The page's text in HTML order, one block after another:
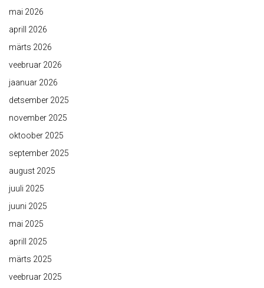
mai 2026
aprill 2026
märts 2026
veebruar 2026
jaanuar 2026
detsember 2025
november 2025
oktoober 2025
september 2025
august 2025
juuli 2025
juuni 2025
mai 2025
aprill 2025
märts 2025
veebruar 2025